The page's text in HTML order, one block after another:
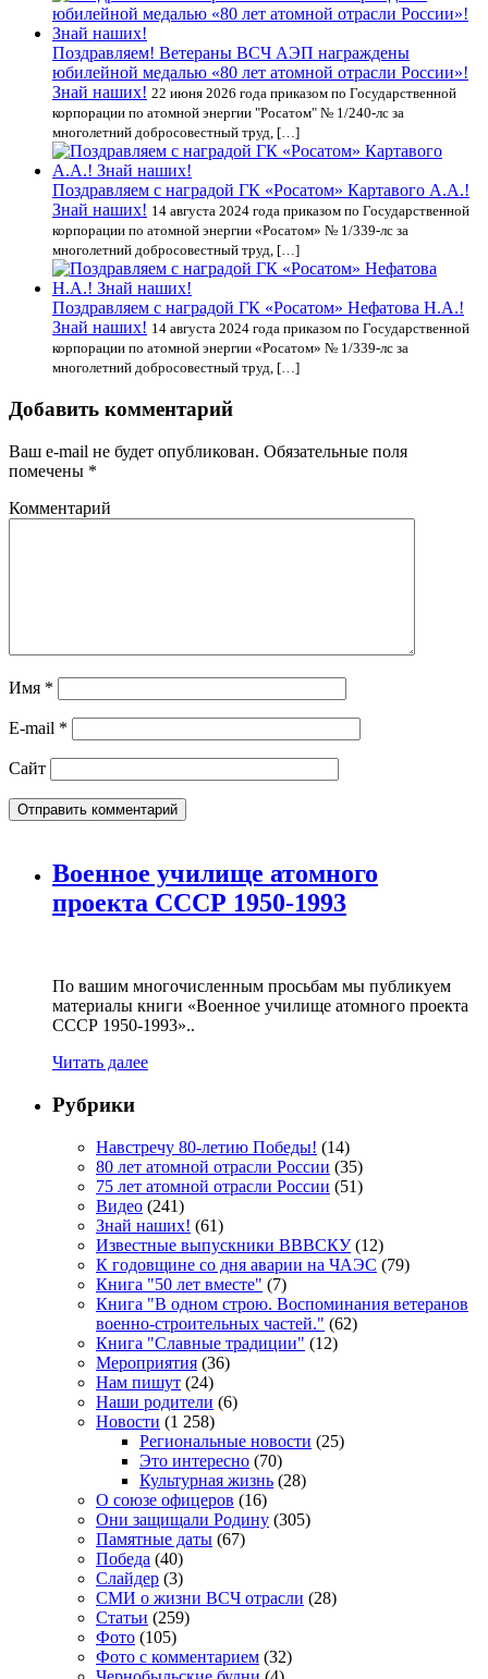
Поздравляем! Ветераны ВСЧ АЭП награждены
юбилейной медалью «80 лет атомной отрасли России»!
Знай наших! 22 июня 2026 года приказом по Государственной
корпорации по атомной энергии "Росатом" № 1/240-лс за
многолетний добросовестный труд, […]
Поздравляем с наградой ГК «Росатом» Картавого А.А.!
Знай наших! 14 августа 2024 года приказом по Государственной
корпорации по атомной энергии «Росатом» № 1/339-лс за
многолетний добросовестный труд, […]
Поздравляем с наградой ГК «Росатом» Нефатова Н.А.!
Знай наших! 14 августа 2024 года приказом по Государственной
корпорации по атомной энергии «Росатом» № 1/339-лс за
многолетний добросовестный труд, […]
Добавить комментарий
Ваш e-mail не будет опубликован. Обязательные поля
помечены *
Комментарий
Имя *
E-mail *
Сайт
Военное училище атомного
проекта СССР 1950-1993
По вашим многочисленным просьбам мы публикуем
материалы книги «Военное училище атомного проекта
СССР 1950-1993»..
Читать далее
Рубрики
Навстречу 80-летию Победы! (14)
80 лет атомной отрасли России (35)
75 лет атомной отрасли России (51)
Видео (241)
Знай наших! (61)
Известные выпускники ВВВСКУ(12)
К годовщине со дня аварии на ЧАЭС (79)
Книга "50 лет вместе" (7)
Книга "В одном строю. Воспоминания ветеранов
военно-строительных частей." (62)
Книга "Славные традиции" (12)
Мероприятия (36)
Нам пишут (24)
Наши родители (6)
Новости (1 258)
Региональные новости (25)
Это интересно (70)
Культурная жизнь (28)
О союзе офицеров (16)
Они защищали Родину (305)
Памятные даты (67)
Победа (40)
Слайдер (3)
СМИ о жизни ВСЧ отрасли (28)
Статьи (259)
Фото (105)
Фото с комментарием (32)